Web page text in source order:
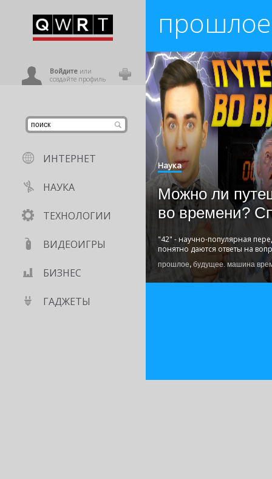
Войдитеили
создайте профиль
ИНТЕРНЕТ
НАУКА
ТЕХНОЛОГИИ
ВИДЕОИГРЫ
БИЗНЕС
ГАДЖЕТЫ
прошлое
Наука
Можно ли
во времени?
"42" - научно-популярная
понятно даются ответы на
прошлое, будущее. машина